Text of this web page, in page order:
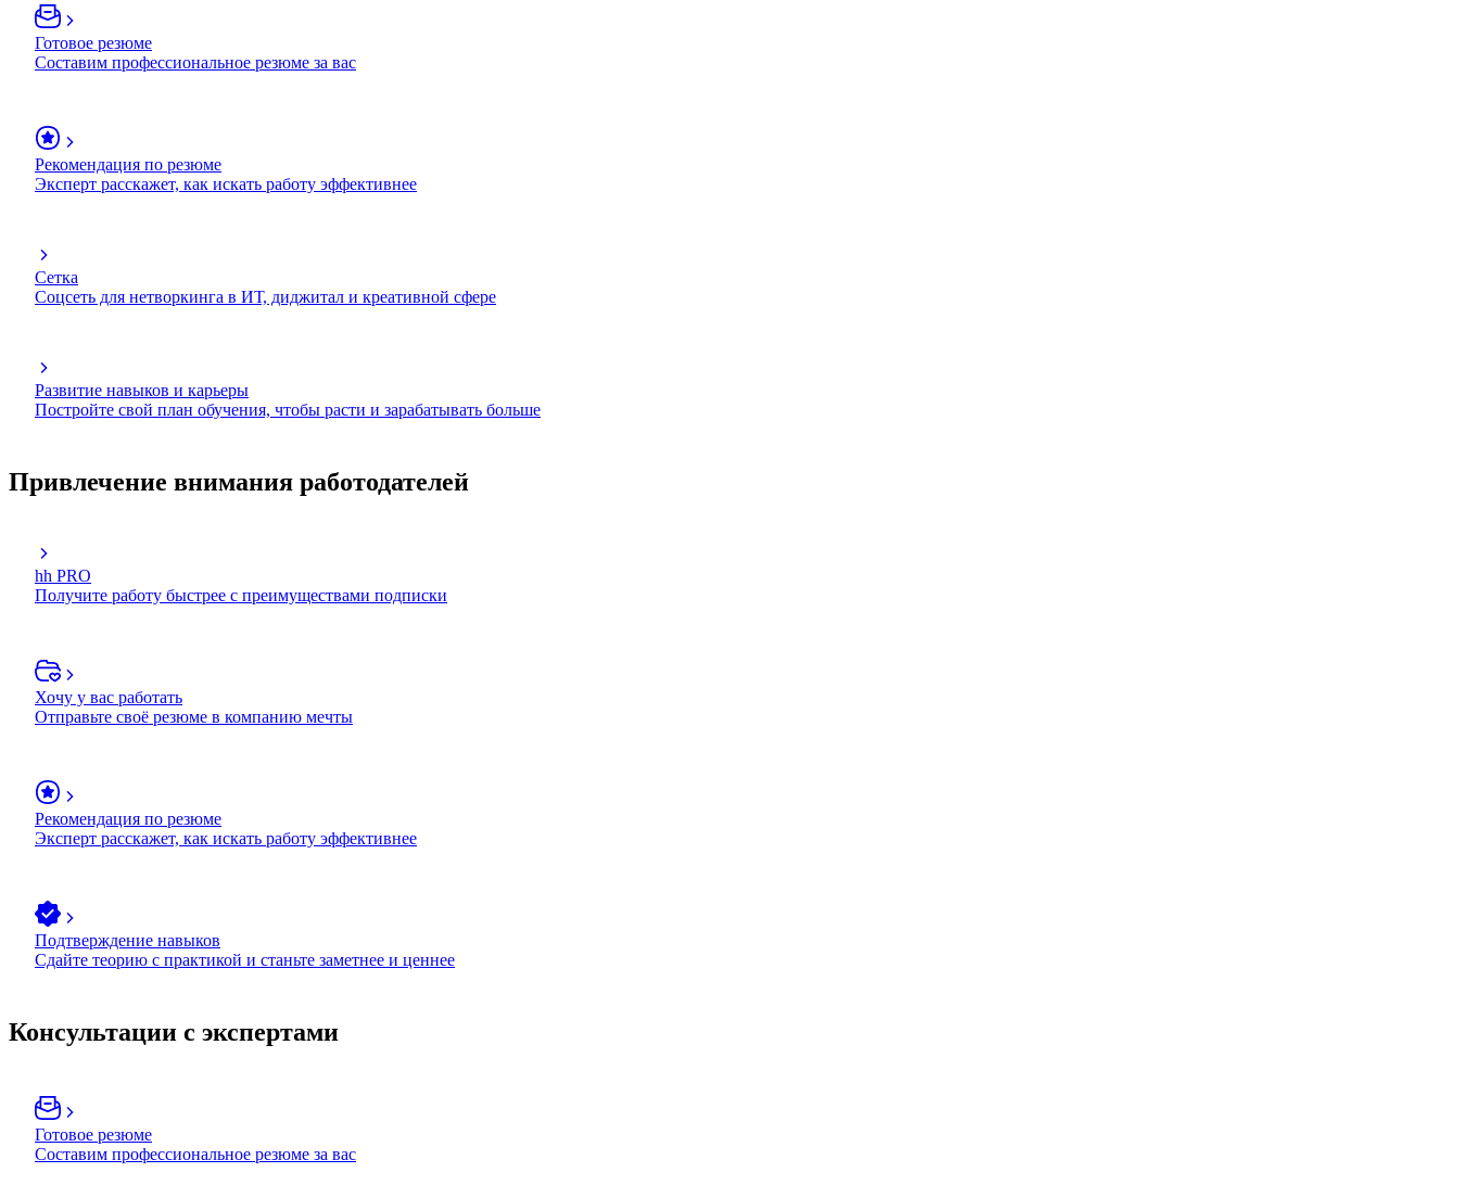
Готовое резюме
Составим профессиональное резюме за вас
Рекомендация по резюме
Эксперт расскажет, как искать работу эффективнее
Сетка
Соцсеть для нетворкинга в ИТ, диджитал и креативной сфере
Развитие навыков и карьеры
Постройте свой план обучения, чтобы расти и зарабатывать больше
Привлечение внимания работодателей
hh PRO
Получите работу быстрее с преимуществами подписки
Хочу у вас работать
Отправьте своё резюме в компанию мечты
Рекомендация по резюме
Эксперт расскажет, как искать работу эффективнее
Подтверждение навыков
Сдайте теорию с практикой и станьте заметнее и ценнее
Консультации с экспертами
Готовое резюме
Составим профессиональное резюме за вас